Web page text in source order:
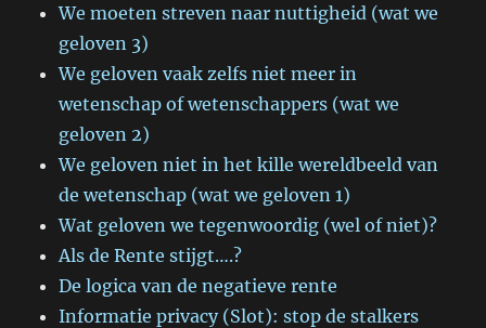
We moeten streven naar nuttigheid (wat we
geloven 3)
We geloven vaak zelfs niet meer in
wetenschap of wetenschappers (wat we
geloven 2)
We geloven niet in het kille wereldbeeld van
de wetenschap (wat we geloven 1)
Wat geloven we tegenwoordig (wel of niet)?
Als de Rente stijgt….?
De logica van de negatieve rente
Informatie privacy (Slot): stop de stalkers